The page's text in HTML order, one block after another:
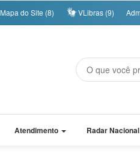
Mapa do Site (8) VLibras (9)
Atendimento Radar